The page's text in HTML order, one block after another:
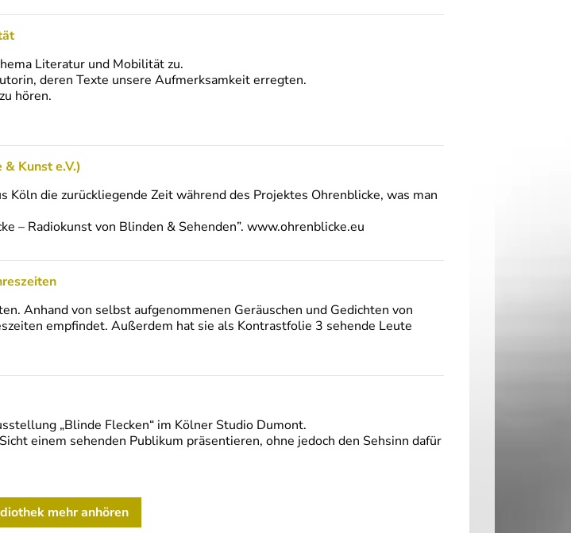
Literatur und Mobilität zu.
deren Texte unsere Aufmerksamkeit erregten.
hören.
Kunst e.V.)
die zurückliegende Zeit während des Projektes Ohrenblicke, was man
– Radiokunst von Blinden & Sehenden”. www.ohrenblicke.eu
Anhand von selbst aufgenommenen Geräuschen und Gedichten von
empfindet. Außerdem hat sie als Kontrastfolie 3 sehende Leute
„Blinde Flecken“ im Kölner Studio Dumont.
einem sehenden Publikum präsentieren, ohne jedoch den Sehsinn dafür
mehr anhören